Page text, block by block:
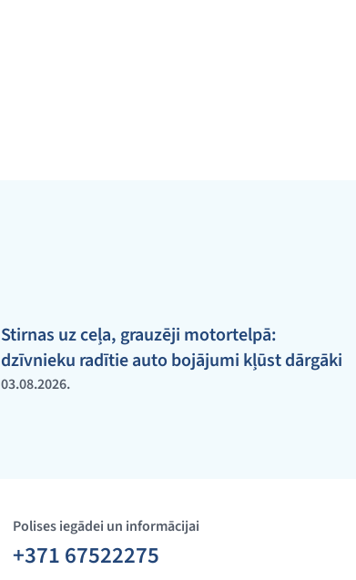
Stirnas uz ceļa, grauzēji motortelpā:
dzīvnieku radītie auto bojājumi kļūst dārgāki
03.08.2026.
Polises iegādei un informācijai
+371 67522275